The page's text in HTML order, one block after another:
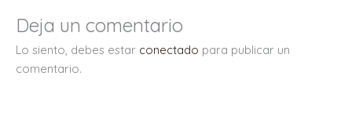
Deja un comentario
Lo siento, debes estar conectado para publicar un
comentario.